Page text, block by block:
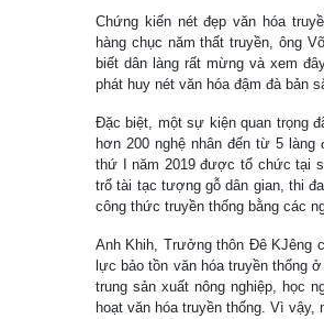
Chứng kiến nét đẹp văn hóa
hàng chục năm thất truyền, ông
biết dân làng rất mừng và xem
phát huy nét văn hóa đậm đà bản
Đặc biệt, một sự kiện quan trọng
hơn 200 nghệ nhân đến từ 5
thứ I năm 2019 được tổ chức tại
trổ tài tạc tượng gỗ dân gian, thi
công thức truyền thống bằng các
Anh Khih, Trưởng thôn Đê KJêng
lực bảo tồn văn hóa truyền thống
trung sản xuất nông nghiệp, học
hoạt văn hóa truyền thống. Vì